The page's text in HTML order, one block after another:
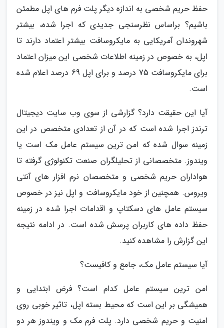
حفظ حریم شخصی به اندازه دیگر پلت فرم های اپل مطمئن
باشیم؟ براساس نظرسنجی جدیدی که اجرا شده، بیشتر
شهروندان آمریکایی به مایکروسافت بیشتر اعتماد دارند تا
اپل، به خصوص در زمینه اطلاعات شخصی این میزان اعتماد
برای مایکروسافت 75 درصد و برای اپل 69 درصد اعلام شده
است.
آیا این حقیقت دارد؟ گزارشی از سوی وب سایت دیجیتال
ترندز اجرا شده است که در آن از تعدادی متخصص در این
زمینه سوال شده که امن ترین سیستم عامل مک است یا
ویندوز. متخصصانی از تحلیلگران صنعت تکنولوژی گرفته تا
هواداران حریم شخصی و متخصصان نرم افزار های آنتی
ویروس. همچنین از خود مایکروسافت و اپل نیز در خصوص
سیستم عامل های دسکتاپ و اقدامات اجرا شده در زمینه
حفظ داده های کاربران پرسش شده است. در ادامه نتیجه
این گزارش را مشاهده کنید.
آیا سیستم عامل مک، جامع و کافیست؟
امن ترین سیستم عامل کدام است؟ فرض ابتدایی و
همیشگی بر این است که محیط بسته اپل، تاثیر خوبی روی
امنیت و حریم شخصی دارد. پلت فرم مک و ویندوز هر دو